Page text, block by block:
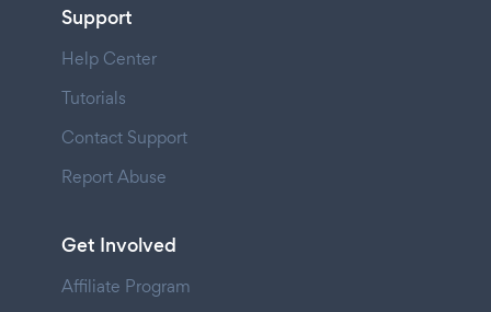
Support
Help Center
Tutorials
Contact Support
Report Abuse
Get Involved
Affiliate Program